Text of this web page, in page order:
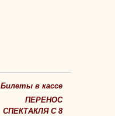
Билеты в кассе
ПЕРЕНОС
СПЕКТАКЛЯ С 8